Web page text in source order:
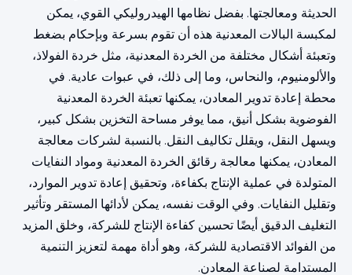
الحديثة ومعالجتها. بفضل نظامها الهيدروليكي القوي، يمكن
لمكبسة البالات المعدنية هذه أن تقوم بسرعة وبإحكام بضغط
وتعبئة أشكال مختلفة من الخردة المعدنية، مثل خردة الفولاذ،
والألومنيوم، والنحاس، وما إلى ذلك، في عبوات عادية. في
محطة إعادة تدوير المعادن، يمكنها تعبئة الخردة المعدنية
الفوضوية بشكل أنيق، مما يوفر مساحة التخزين بشكل كبير،
ويسهل النقل، ويقلل تكاليف النقل. بالنسبة لشركات معالجة
المعادن، يمكنها معالجة رقائق الخردة المعدنية ومواد النفايات
المتولدة في عملية الإنتاج بكفاءة، وتحقيق إعادة تدوير الموارد،
وتقليل النفايات. وفي الوقت نفسه، يمكن لأدائها المستقر وتأثير
التغليف الدقيق أيضًا تحسين كفاءة الإنتاج للشركة، وخلق المزيد
من الفوائد الاقتصادية للشركة، وهو أداة مهمة لتعزيز التنمية
المستدامة لصناعة المعادن.